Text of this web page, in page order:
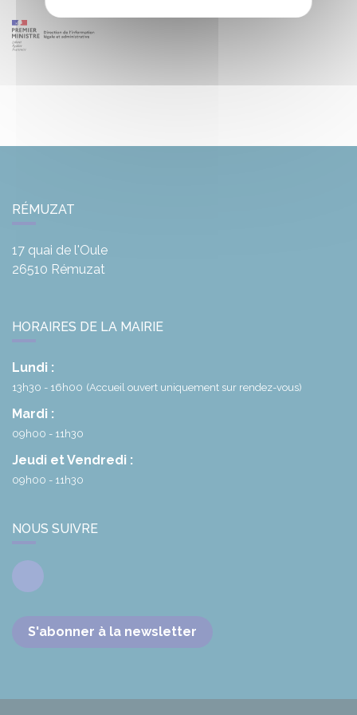
RÉMUZAT
17 quai de l'Oule
26510 Rémuzat
HORAIRES DE LA MAIRIE
Lundi :
13h30 - 16h00 (Accueil ouvert uniquement sur rendez-vous)
Mardi :
09h00 - 11h30
Jeudi et Vendredi :
09h00 - 11h30
NOUS SUIVRE
Facebook
S'abonner à la newsletter